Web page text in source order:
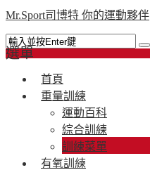
Mr.Sport司博特 你的運動夥伴
選單
首頁
重量訓練
運動百科
綜合訓練
訓練菜單
有氧訓練